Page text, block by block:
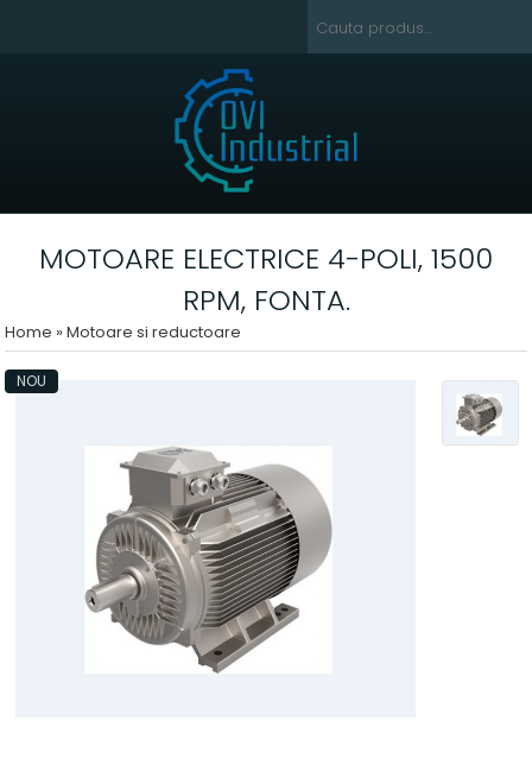
MOTOARE ELECTRICE 4-POLI, 1500
RPM, FONTA.
Home »Motoare si reductoare
NOU